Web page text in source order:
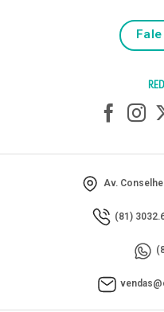
Av.
(81)